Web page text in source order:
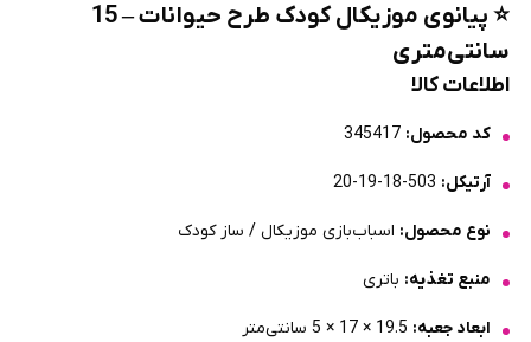
⭐
پیانوی موزیکال کودک طرح حیوانات – 15
سانتی‌متری
اطلاعات کالا
کد محصول:
آرتیکل:
نوع محصول: اسباب‌بازی موزیکال / ساز کودک
منبع تغذیه: باتری
ابعاد جعبه: